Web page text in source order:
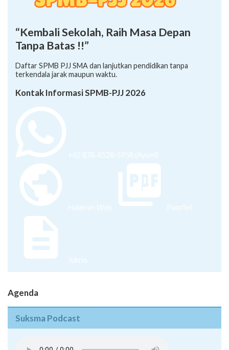
“Kembali Sekolah, Raih Masa Depan
Tanpa Batas !!”
Daftar SPMB PJJ SMA dan lanjutkan pendidikan tanpa
terkendala jarak maupun waktu.
Kontak Informasi SPMB-PJJ 2026
+62 878-8528-5958 (Ayumi)
Halaman Web Pamflet
Juknis
Agenda
Suksma Podcast